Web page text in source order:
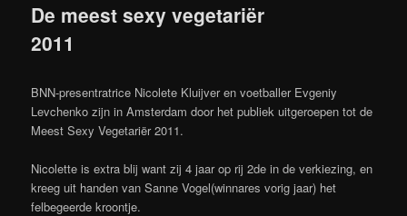
De meest sexy vegetariër
2011
BNN-presentratrice Nicolete Kluijver en voetballer Evgeniy
Levchenko zijn in Amsterdam door het publiek uitgeroepen tot de
Meest Sexy Vegetariër 2011.
Nicolette is extra blij want zij 4 jaar op rij 2de in de verkiezing, en
kreeg uit handen van Sanne Vogel(winnares vorig jaar) het
felbegeerde kroontje.